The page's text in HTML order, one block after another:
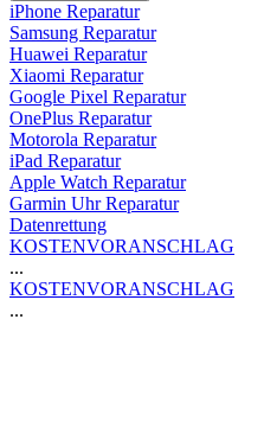
iPhone Reparatur
Samsung Reparatur
Huawei Reparatur
Xiaomi Reparatur
Google Pixel Reparatur
OnePlus Reparatur
Motorola Reparatur
iPad Reparatur
Apple Watch Reparatur
Garmin Uhr Reparatur
Datenrettung
KOSTENVORANSCHLAG
...
KOSTENVORANSCHLAG
...